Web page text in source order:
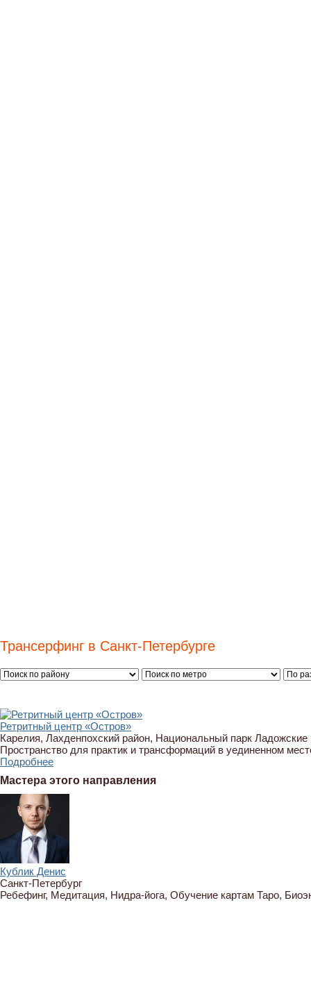
Трансерфинг в Санкт-Петербурге
Ретритный центр «Остров»
Карелия, Лахденпохский район, Национальный парк
Пространство для практик и трансформаций в уединенном
Подробнее
Мастера этого направления
Кублик Денис
Санкт-Петербург
Ребефинг, Медитация, Нидра-йога, Обучение картам Таро,